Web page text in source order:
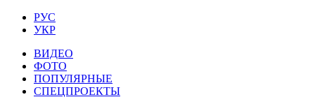
РУС
УКР
ВИДЕО
ФОТО
ПОПУЛЯРНЫЕ
СПЕЦПРОЕКТЫ